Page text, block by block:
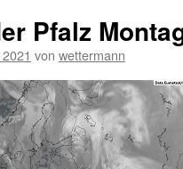
Pfalz
von wettermann